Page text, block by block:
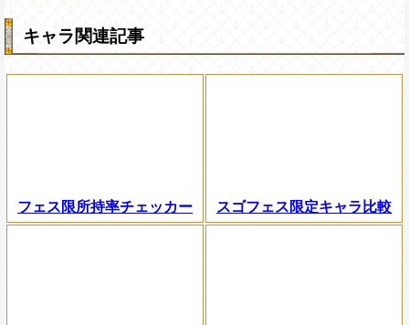
キャラ関連記事
フェス限所持率チェッカー スゴフェス限定キャラ比較